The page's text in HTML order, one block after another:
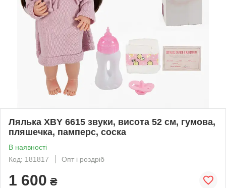
Лялька XBY 6615 звуки, висота 52 см, гумова,
пляшечка, памперс, соска
В наявності
Код: 181817
Опт і роздріб
1 600 ₴